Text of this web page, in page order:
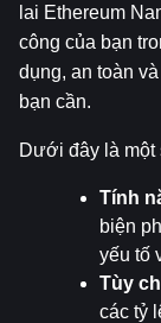
lai Ethereum
công của bạn
dụng, an toàn
bạn cần.
Dưới đây là một
Tính
biện
yếu tố
Tùy
các tỷ